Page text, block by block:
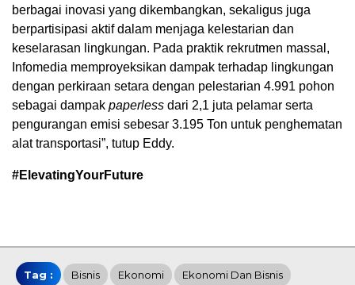
berbagai inovasi yang dikembangkan, sekaligus juga
berpartisipasi aktif dalam menjaga kelestarian dan
keselarasan lingkungan. Pada praktik rekrutmen massal,
Infomedia memproyeksikan dampak terhadap lingkungan
dengan perkiraan setara dengan pelestarian 4.991 pohon
sebagai dampak paperless dari 2,1 juta pelamar serta
pengurangan emisi sebesar 3.195 Ton untuk penghematan
alat transportasi”, tutup Eddy.
#ElevatingYourFuture
Tag : Bisnis Ekonomi Ekonomi Dan Bisnis